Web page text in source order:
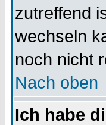
zutreffend
wechseln
noch nicht
Nach oben
Ich habe